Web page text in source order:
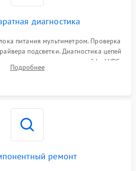
диагностика
питания мультиметром. Проверка
подсветки. Диагностика цепей
сигналов на шлейфе LVDS
Подробнее
ремонт